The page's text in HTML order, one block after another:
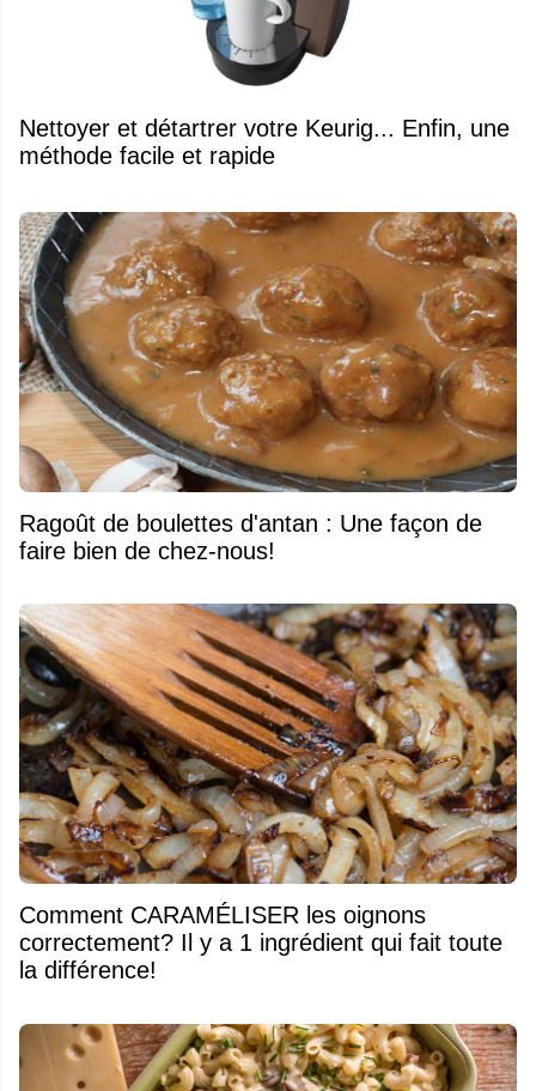
Nettoyer et détartrer votre Keurig... Enfin, une
méthode facile et rapide
Ragoût de boulettes d'antan : Une façon de
faire bien de chez-nous!
Comment CARAMÉLISER les oignons
correctement? Il y a 1 ingrédient qui fait toute
la différence!